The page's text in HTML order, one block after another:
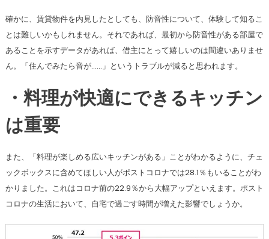
確かに、賃貸物件を内見したとしても、防音性について、体験して知るこ
とは難しいかもしれません。それであれば、最初から防音性がある部屋で
あることを示すデータがあれば、借主にとって嬉しいのは間違いありませ
ん。「住んでみたら音が……」というトラブルが減ると思われます。
・料理が快適にできるキッチン
は重要
また、「料理が楽しめる広いキッチンがある」ことがわかるように、チェ
ックボックスに含めてほしい人がポストコロナでは28.1％もいることがわ
かりました。これはコロナ前の22.9％から大幅アップといえます。ポスト
コロナの生活において、自宅で過ごす時間が増えた影響でしょうか。